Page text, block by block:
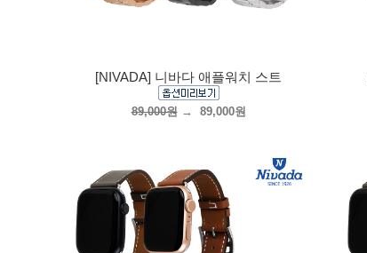
[NIVADA] 니바다 애플워치 스트
89,000원→ 89,000원